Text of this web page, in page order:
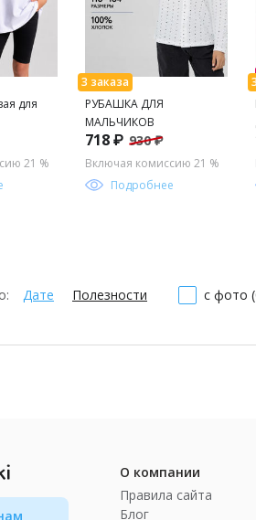
для
21 %
РУБАШКА ДЛЯ
МАЛЬЧИКОВ
718 ₽ 930 ₽
Включая комиссию 21 %
Подробнее
Дате Полезности с фото
О компании
Правила сайта
Блог